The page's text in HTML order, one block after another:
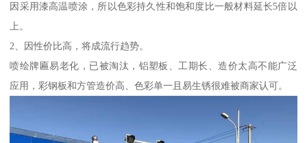
因采用漆高温喷涂，所以色彩持久性和饱和度比一般材料延长5倍以
上。
2、因性价比高，将成流行趋势。
喷绘牌匾易老化，已被淘汰，铝塑板、工期长、造价太高不能广泛
应用，彩钢板和方管造价高、色彩单一且易生锈很难被商家认可。